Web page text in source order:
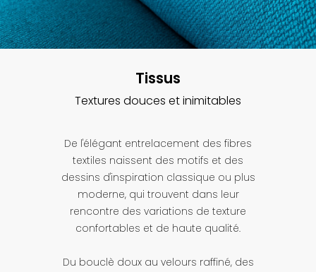
Tissus
Textures douces et inimitables
De l'élégant entrelacement des fibres
textiles naissent des motifs et des
dessins d'inspiration classique ou plus
moderne, qui trouvent dans leur
rencontre des variations de texture
confortables et de haute qualité.
Du bouclè doux au velours raffiné, des